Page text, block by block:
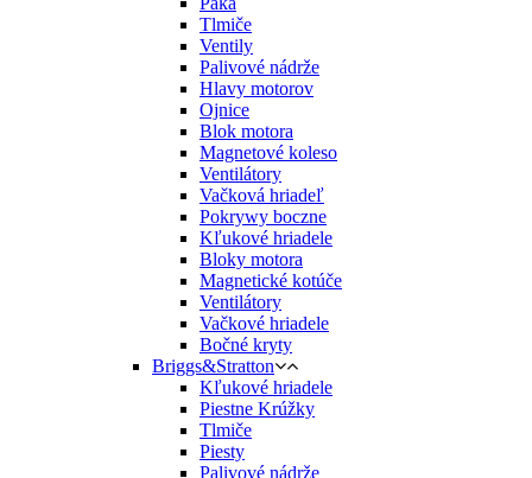
Tlmiče
Ventily
Palivové nádrže
Hlavy motorov
Ojnice
Blok motora
Magnetové koleso
Ventilátory
Vačková hriadeľ
Pokrywy boczne
Kľukové hriadele
Bloky motora
Magnetické kotúče
Ventilátory
Vačkové hriadele
Bočné kryty
Briggs&Stratton
Kľukové hriadele
Piestne Krúžky
Tlmiče
Piesty
Palivové nádrže